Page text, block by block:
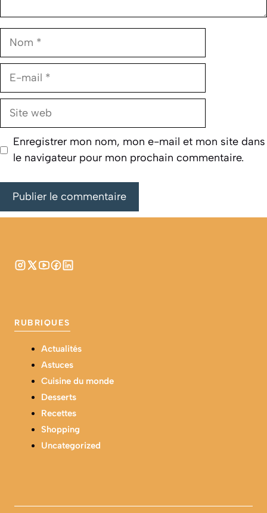
Nom
E-
Site
Enregistrer mon nom, mon e-mail et mon site dans
le navigateur pour mon prochain commentaire.
RUBRIQUES
Actualités
Astuces
Cuisine du monde
Desserts
Recettes
Shopping
Uncategorized